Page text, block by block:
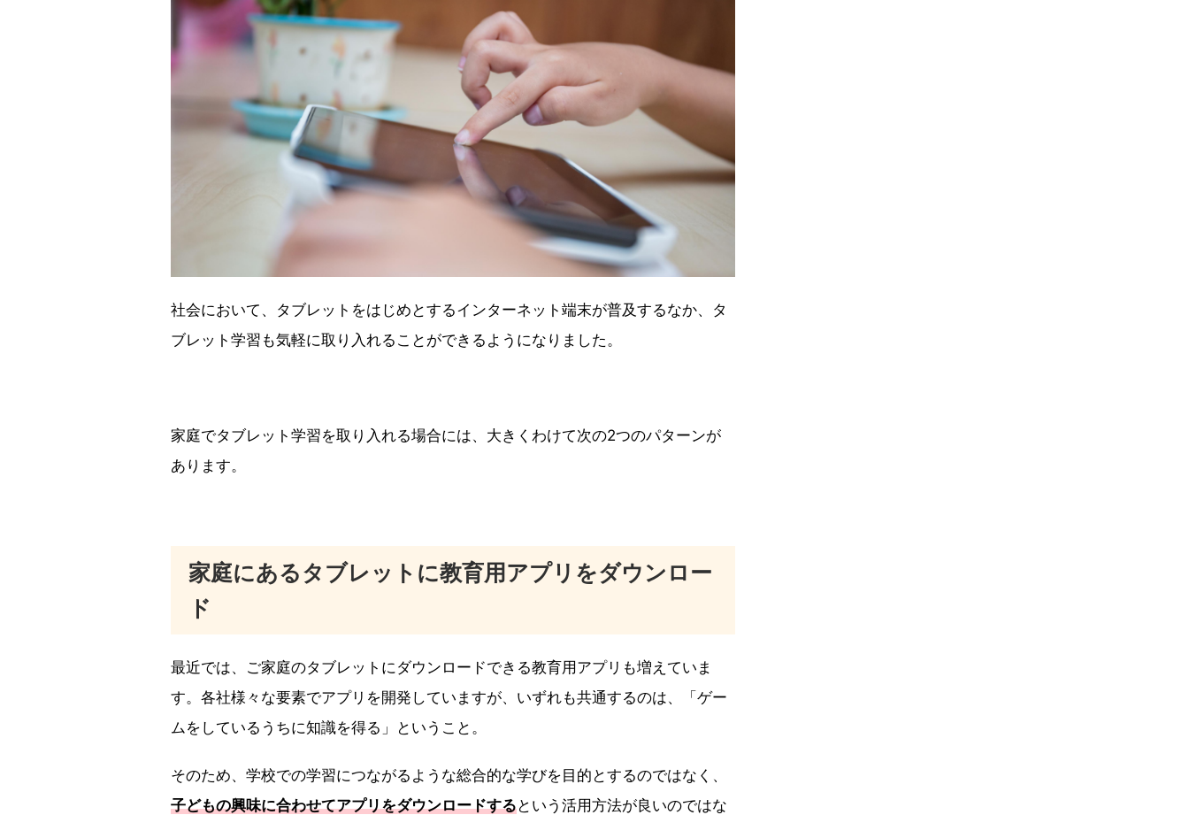
社会において、タブレットをはじめとするインターネット端末が普及するなか、タ
ブレット学習も気軽に取り入れることができるようになりました。
家庭でタブレット学習を取り入れる場合には、大きくわけて次の2つのパターンが
あります。
家庭にあるタブレットに教育用アプリをダウンロー
ド
最近では、ご家庭のタブレットにダウンロードできる教育用アプリも増えていま
す。各社様々な要素でアプリを開発していますが、いずれも共通するのは、「ゲー
ムをしているうちに知識を得る」ということ。
そのため、学校での学習につながるような総合的な学びを目的とするのではなく、
子どもの興味に合わせてアプリをダウンロードするという活用方法が良いのではな